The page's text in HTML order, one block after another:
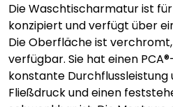
Die Waschtischarmatur ist
konzipiert und verfügt über
Die Oberfläche ist
verfügbar. Sie hat einen
konstante Durchflussleistung
Fließdruck und einen